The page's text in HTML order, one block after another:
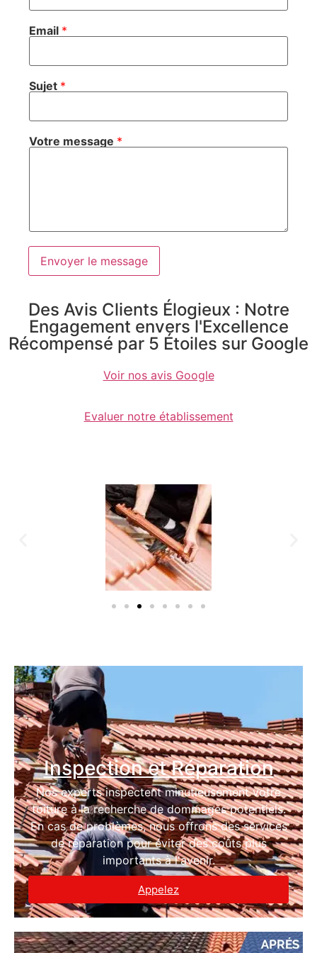
Email *
Sujet *
Votre message *
Envoyer le message
Des Avis Clients Élogieux : Notre
Engagement envers l'Excellence
Récompensé par 5 Étoiles sur Google
Voir nos avis Google
Evaluer notre établissement
Inspection et Réparation
Nos experts inspectent minutieusement votre
toiture à la recherche de dommages potentiels.
En cas de problèmes, nous offrons des services
de réparation pour éviter des coûts plus
importants à l'avenir.
Appelez